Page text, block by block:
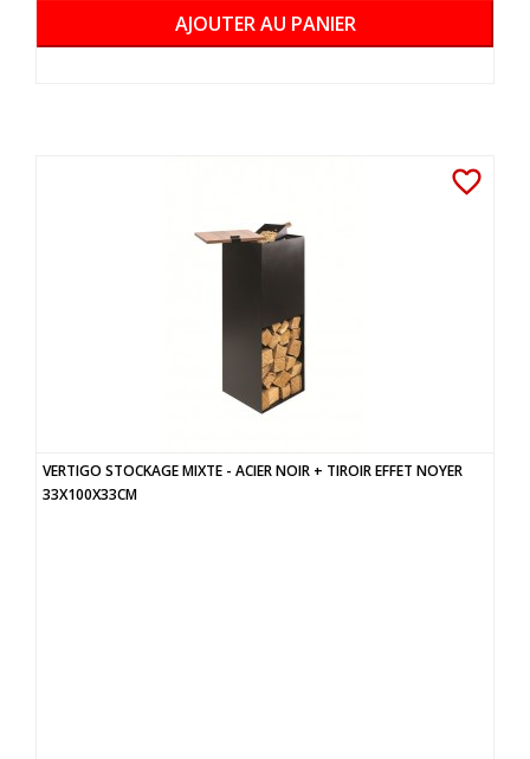
AJOUTER AU PANIER
VERTIGO STOCKAGE MIXTE - ACIER NOIR + TIROIR EFFET NOYER
33X100X33CM
favorite_border